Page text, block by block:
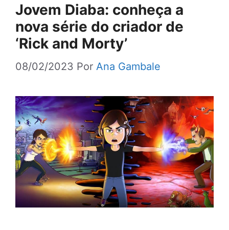
Jovem Diaba: conheça a
nova série do criador de
‘Rick and Morty’
08/02/2023 Por Ana Gambale